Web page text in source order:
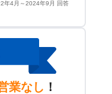
年4月～2024年9月 回答
業なし ！